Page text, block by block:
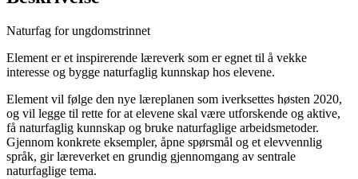
Naturfag for ungdomstrinnet
Element er et inspirerende læreverk som er egnet til å vekke
interesse og bygge naturfaglig kunnskap hos elevene.
Element vil følge den nye læreplanen som iverksettes høsten 2020,
og vil legge til rette for at elevene skal være utforskende og aktive,
få naturfaglig kunnskap og bruke naturfaglige arbeidsmetoder.
Gjennom konkrete eksempler, åpne spørsmål og et elevvennlig
språk, gir læreverket en grundig gjennomgang av sentrale
naturfaglige tema.